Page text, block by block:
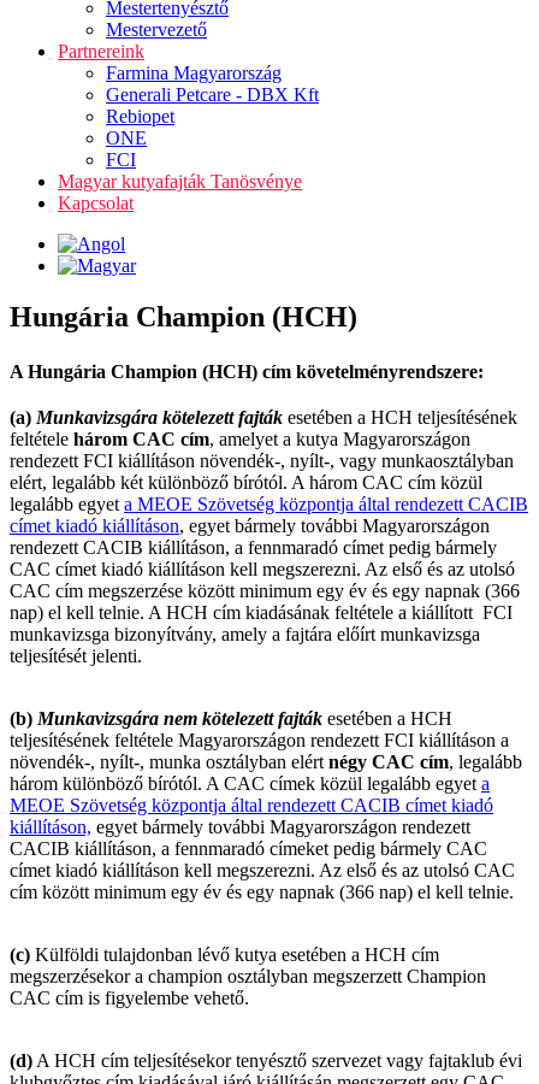
Mestertenyésztő
Mestervezető
Partnereink
Farmina Magyarország
Generali Petcare - DBX Kft
Rebiopet
ONE
FCI
Magyar kutyafajták Tanösvénye
Kapcsolat
Hungária Champion (HCH)
A Hungária Champion (HCH) cím követelményrendszere:
(a) Munkavizsgára kötelezett fajták esetében a HCH teljesítésének
feltétele három CAC cím, amelyet a kutya Magyarországon
rendezett FCI kiállításon növendék-, nyílt-, vagy munkaosztályban
elért, legalább két különböző bírótól. A három CAC cím közül
legalább egyet a MEOE Szövetség központja által rendezett CACIB
címet kiadó kiállításon, egyet bármely további Magyarországon
rendezett CACIB kiállításon, a fennmaradó címet pedig bármely
CAC címet kiadó kiállításon kell megszerezni. Az első és az utolsó
CAC cím megszerzése között minimum egy év és egy napnak (366
nap) el kell telnie. A HCH cím kiadásának feltétele a kiállított FCI
munkavizsga bizonyítvány, amely a fajtára előírt munkavizsga
teljesítését jelenti.
(b) Munkavizsgára nem kötelezett fajták esetében a HCH
teljesítésének feltétele Magyarországon rendezett FCI kiállításon a
növendék-, nyílt-, munka osztályban elért négy CAC cím, legalább
három különböző bírótól. A CAC címek közül legalább egyet a
MEOE Szövetség központja által rendezett CACIB címet kiadó
kiállításon, egyet bármely további Magyarországon rendezett
CACIB kiállításon, a fennmaradó címeket pedig bármely CAC
címet kiadó kiállításon kell megszerezni. Az első és az utolsó CAC
cím között minimum egy év és egy napnak (366 nap) el kell telnie.
(c) Külföldi tulajdonban lévő kutya esetében a HCH cím
megszerzésekor a champion osztályban megszerzett Champion
CAC cím is figyelembe vehető.
(d) A HCH cím teljesítésekor tenyésztő szervezet vagy fajtaklub évi